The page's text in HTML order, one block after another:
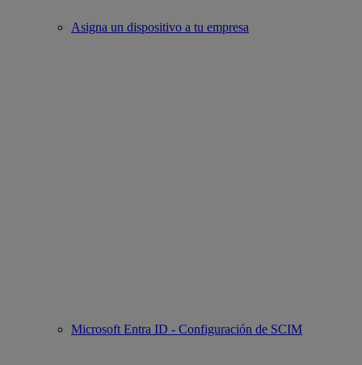
Asigna un dispositivo a tu empresa
Microsoft Entra ID - Configuración de SCIM